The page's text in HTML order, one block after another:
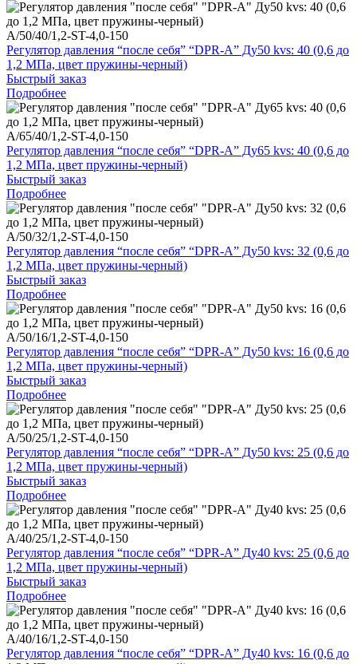
A/50/40/1,2-ST-4,0-150
Регулятор давления “после себя” “DPR-A” Ду50 kvs: 40 (0,6 до
1,2 МПа, цвет пружины-черный)
Быстрый заказ
Подробнее
A/65/40/1,2-ST-4,0-150
Регулятор давления “после себя” “DPR-A” Ду65 kvs: 40 (0,6 до
1,2 МПа, цвет пружины-черный)
Быстрый заказ
Подробнее
A/50/32/1,2-ST-4,0-150
Регулятор давления “после себя” “DPR-A” Ду50 kvs: 32 (0,6 до
1,2 МПа, цвет пружины-черный)
Быстрый заказ
Подробнее
A/50/16/1,2-ST-4,0-150
Регулятор давления “после себя” “DPR-A” Ду50 kvs: 16 (0,6 до
1,2 МПа, цвет пружины-черный)
Быстрый заказ
Подробнее
A/50/25/1,2-ST-4,0-150
Регулятор давления “после себя” “DPR-A” Ду50 kvs: 25 (0,6 до
1,2 МПа, цвет пружины-черный)
Быстрый заказ
Подробнее
A/40/25/1,2-ST-4,0-150
Регулятор давления “после себя” “DPR-A” Ду40 kvs: 25 (0,6 до
1,2 МПа, цвет пружины-черный)
Быстрый заказ
Подробнее
A/40/16/1,2-ST-4,0-150
Регулятор давления “после себя” “DPR-A” Ду40 kvs: 16 (0,6 до